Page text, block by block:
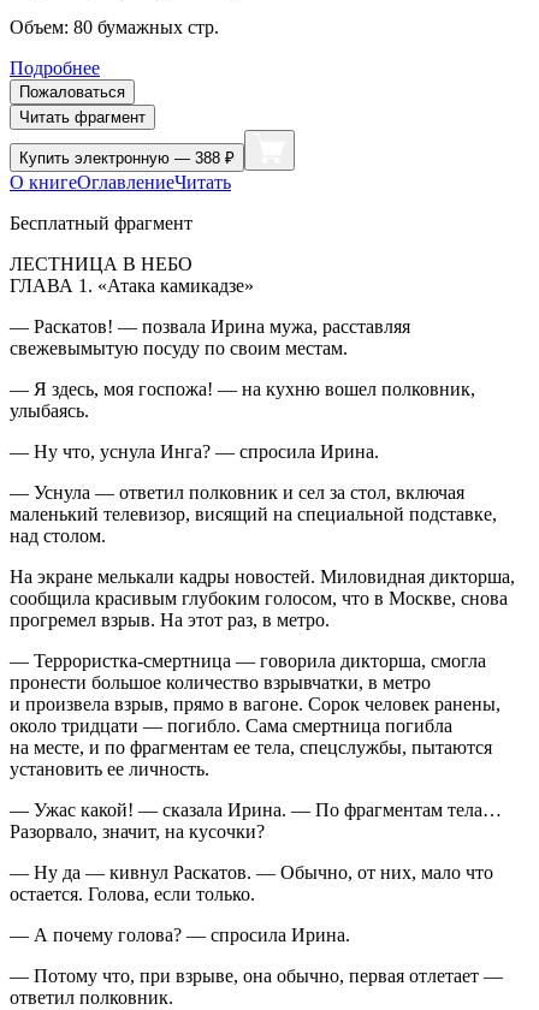
Объем: 80 бумажных стр.
Подробнее
Пожаловаться
Читать фрагмент
Купить электронную — 388 ₽
О книгеОглавлениеЧитать
Бесплатный фрагмент
ЛЕСТНИЦА В НЕБО
ГЛАВА 1. «Атака камикадзе»
— Раскатов! — позвала Ирина мужа, расставляя
свежевымытую посуду по своим местам.
— Я здесь, моя госпожа! — на кухню вошел полковник,
улыбаясь.
— Ну что, уснула Инга? — спросила Ирина.
— Уснула — ответил полковник и сел за стол, включая
маленький телевизор, висящий на специальной подставке,
над столом.
На экране мелькали кадры новостей. Миловидная дикторша,
сообщила красивым глубоким голосом, что в Москве, снова
прогремел взрыв. На этот раз, в метро.
— Террористка-смертница — говорила дикторша, смогла
пронести большое количество взрывчатки, в метро
и произвела взрыв, прямо в вагоне. Сорок человек ранены,
около тридцати — погибло. Сама смертница погибла
на месте, и по фрагментам ее тела, спецслужбы, пытаются
установить ее личность.
— Ужас какой! — сказала Ирина. — По фрагментам тела…
Разорвало, значит, на кусочки?
— Ну да — кивнул Раскатов. — Обычно, от них, мало что
остается. Голова, если только.
— А почему голова? — спросила Ирина.
— Потому что, при взрыве, она обычно, первая отлетает —
ответил полковник.